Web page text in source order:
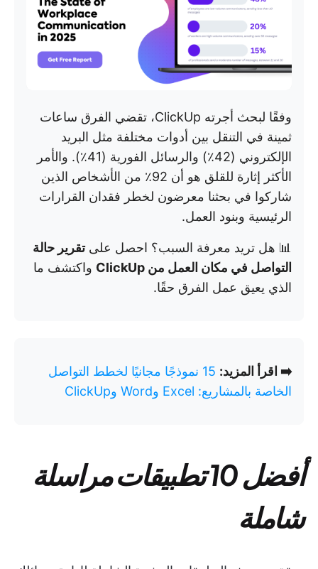
وفقًا لبحث أجرته ClickUp، تقضي الفرق ساعات
ثمينة في التنقل بين أدوات مختلفة مثل البريد
الإلكتروني (42٪) والرسائل الفورية (41٪). والأمر
الأكثر إثارة للقلق هو أن 92٪ من الأشخاص الذين
شاركوا في بحثنا معرضون لخطر فقدان القرارات
الرئيسية وبنود العمل.
📊 هل تريد معرفة السبب؟ احصل علىتقرير حالة
التواصل في مكان العمل من ClickUp
واكتشف ما
الذي يعيق عمل الفرق حقًا.
➡️ اقرأ المزيد:
15 نموذجًا مجانيًا لخطط التواصل
الخاصة بالمشاريع: Excel وWord وClickUp
أفضل 10 تطبيقات مراسلة
شاملة